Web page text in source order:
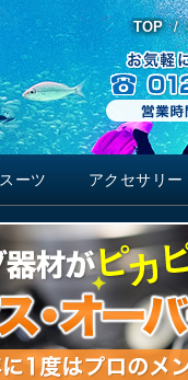
TOP
スーツ アクセサリー